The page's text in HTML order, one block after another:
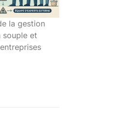
la gestion
souple et